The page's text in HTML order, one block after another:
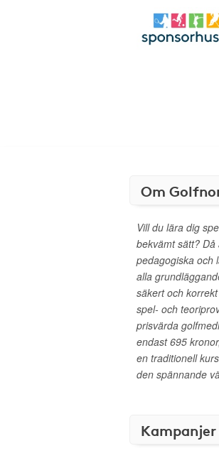
Om
Vill du lära dig
bekvämt sätt?
pedagogiska och
alla
säkert och
spel- och
prisvärda
endast 695
en traditionell
den spännande